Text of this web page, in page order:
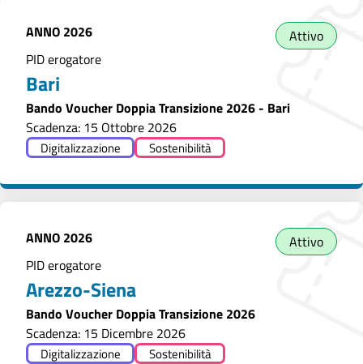
ANNO 2026
Attivo
PID erogatore
Bari
Bando Voucher Doppia Transizione 2026 - Bari
Scadenza: 15 Ottobre 2026
Digitalizzazione Sostenibilità
ANNO 2026
Attivo
PID erogatore
Arezzo-Siena
Bando Voucher Doppia Transizione 2026
Scadenza: 15 Dicembre 2026
Digitalizzazione Sostenibilità